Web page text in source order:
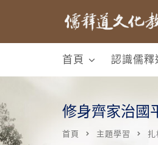
首頁 認識儒釋
修身齊家治國
首頁 主題學習